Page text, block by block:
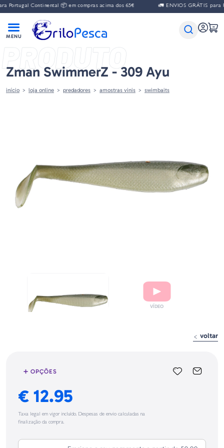
Portugal Continental 📦 em compras acima dos 65€ 🚛 ENVIOS GRÁTIS para
PRODUTO
Zman SwimmerZ - 309 Ayu
início loja online predadores amostras vinis swimbaits
voltar
➕ OPÇÕES
€ 12.95
Taxa legal em vigor incluído. Despesas de envio calculadas na
finalização da compra.